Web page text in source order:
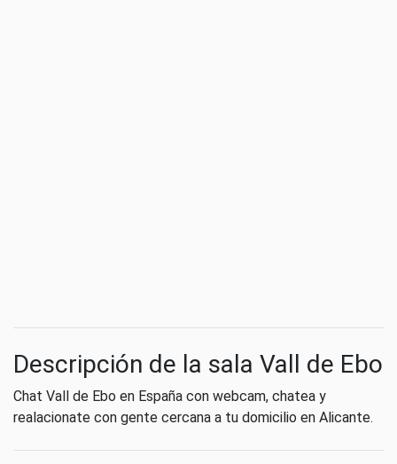
Descripción de la sala Vall de Ebo
Chat Vall de Ebo en España con webcam, chatea y
realacionate con gente cercana a tu domicilio en Alicante.